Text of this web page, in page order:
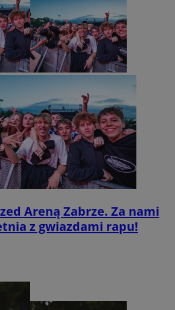
Areną Zabrze. Za nami
z gwiazdami rapu!